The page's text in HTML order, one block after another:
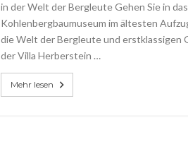
in der Welt der Bergleute Gehen Sie in
Kohlenbergbaumuseum im ältesten
die Welt der Bergleute und erstklassigen
der Villa Herberstein …
Mehr lesen